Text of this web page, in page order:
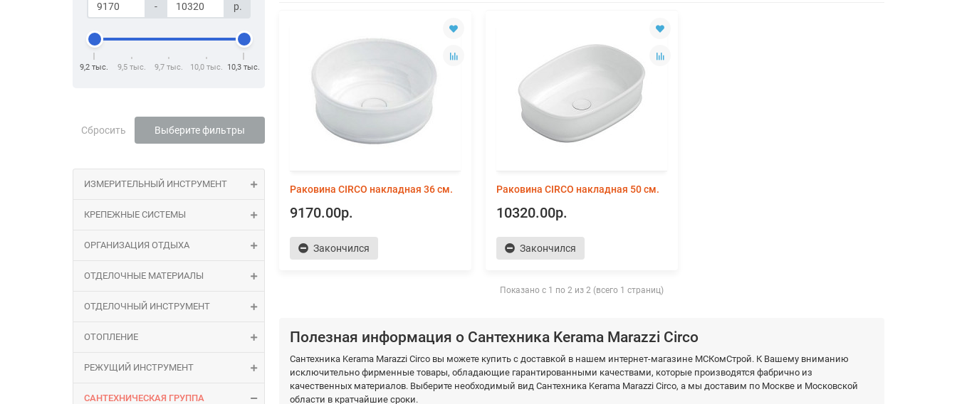
- р.
9,2 тыс. 9,5 тыс. 9,7 тыс. 10,0 тыс. 10,3 тыс.
Сбросить Выберите фильтры
ИЗМЕРИТЕЛЬНЫЙ ИНСТРУМЕНТ
КРЕПЕЖНЫЕ СИСТЕМЫ
ОРГАНИЗАЦИЯ ОТДЫХА
ОТДЕЛОЧНЫЕ МАТЕРИАЛЫ
ОТДЕЛОЧНЫЙ ИНСТРУМЕНТ
ОТОПЛЕНИЕ
РЕЖУЩИЙ ИНСТРУМЕНТ
САНТЕХНИЧЕСКАЯ ГРУППА
Раковина CIRCO накладная 36 см.
9170.00р.
Закончился
Раковина CIRCO накладная 50 см.
10320.00р.
Закончился
Показано с 1 по 2 из 2 (всего 1 страниц)
Полезная информация о Сантехника Kerama Marazzi Circo
Сантехника Kerama Marazzi Circo вы можете купить с доставкой в нашем интернет-магазине МСКомСтрой. К Вашему вниманию
исключительно фирменные товары, обладающие гарантированными качествами, которые производятся фабрично из
качественных материалов. Выберите необходимый вид Сантехника Kerama Marazzi Circo, а мы доставим по Москве и Московской
области в кратчайшие сроки.